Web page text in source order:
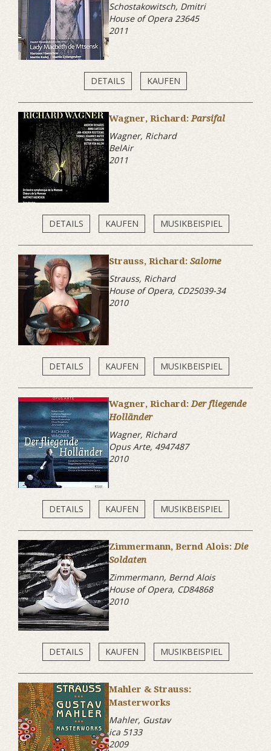
Schostakowitsch, Dmitri
House of Opera 23645
2011
DETAILS KAUFEN
Wagner, Richard:Parsifal
Wagner, Richard
BelAir
2011
DETAILS KAUFEN MUSIKBEISPIEL
Strauss, Richard: Salome
Strauss, Richard
House of Opera, CD25039-34
2010
DETAILS KAUFEN MUSIKBEISPIEL
Wagner, Richard:Der fliegende
Holländer
Wagner, Richard
Opus Arte, 4947487
2010
DETAILS KAUFEN MUSIKBEISPIEL
Zimmermann, Bernd Alois:Die
Soldaten
Zimmermann, Bernd Alois
House of Opera, CD84868
2010
DETAILS KAUFEN MUSIKBEISPIEL
Mahler & Strauss:
Masterworks
Mahler, Gustav
ica 5133
2009